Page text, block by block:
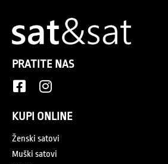
PRATITE NAS
KUPI ONLINE
Ženski satovi
Muški satovi